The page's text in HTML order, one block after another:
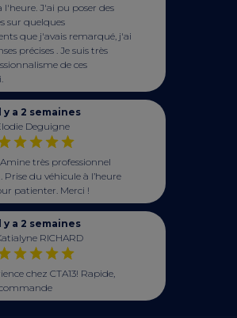
l'heure. J'ai pu poser des
sur quelques
que j'avais remarqué, j'ai
précises . Je suis très
de ces
y a 2 semaines
Deguigne
très professionnel
Prise du véhicule à l’heure
patienter. Merci !
y a 2 semaines
RICHARD
chez CTA13! Rapide,